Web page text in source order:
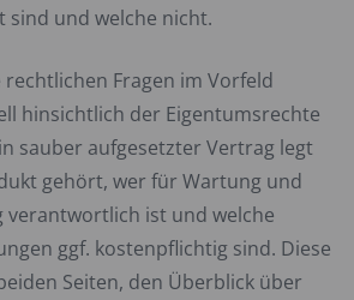
sind und welche nicht.
Fragen im Vorfeld
hinsichtlich der Eigentumsrechte
sauber aufgesetzter Vertrag legt
gehört, wer für Wartung und
verantwortlich ist und welche
ggf. kostenpflichtig sind. Diese
Seiten, den Überblick über